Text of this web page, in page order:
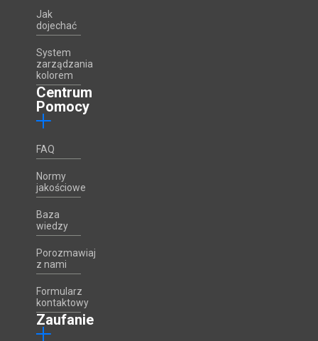
Jak
dojechać
System
zarządzania
kolorem
Centrum
Pomocy
FAQ
Normy
jakościowe
Baza
wiedzy
Porozmawiaj
z nami
Formularz
kontaktowy
Zaufanie